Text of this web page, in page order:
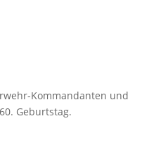
Kommandanten und
Geburtstag.